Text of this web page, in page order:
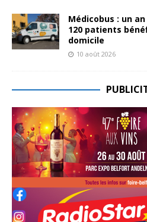
Médicobus : un
120 patients
domicile
10 août 2026